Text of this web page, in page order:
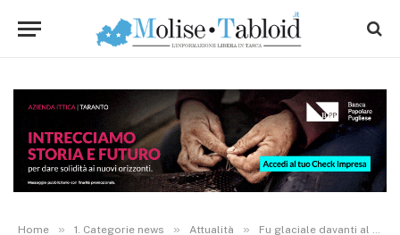
Home » 1. Categorie news » Attualità » Fu glaciale davanti al Diavolo, 8 anni dopo tocca alla sorella Rebecca: chi è la nuova Donzella dei Misteri